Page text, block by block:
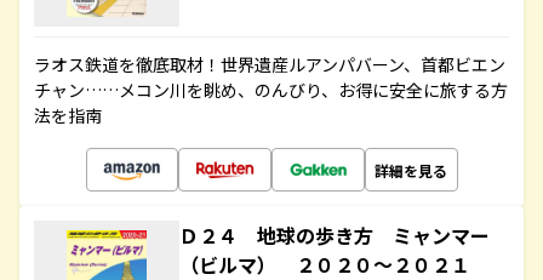
ラオス鉄道を徹底取材！世界遺産ルアンパバーン、首都ビエン
チャン……メコン川を眺め、のんびり、お得に安全に旅する方
法を指南
詳細を見る
Ｄ２４ 地球の歩き方 ミャンマー
（ビルマ） ２０２０～２０２１